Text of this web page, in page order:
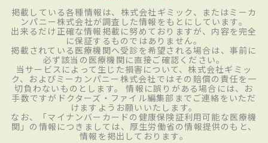
掲載している各種情報は、株式会社ギミック、またはミーカ
ンパニー株式会社が調査した情報をもとにしています。
出来るだけ正確な情報掲載に努めておりますが、内容を完全
に保証するものではありません。
掲載されている医療機関へ受診を希望される場合は、事前に
必ず該当の医療機関に直接ご確認ください。
当サービスによって生じた損害について、株式会社ギミッ
ク、およびミーカンパニー株式会社ではその賠償の責任を一
切負わないものとします。 情報に誤りがある場合には、お
手数ですがドクターズ・ファイル編集部までご連絡をいただ
けますようお願いいたします。
なお、「マイナンバーカードの健康保険証利用可能な医療機
関」の情報につきましては、厚生労働省の情報提供のもと、
情報を掲出しております。